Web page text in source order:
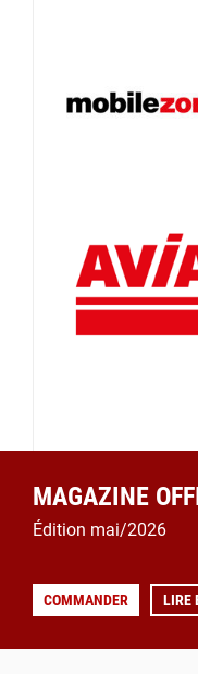
MAGAZINE
Édition mai/2026
COMMANDER LIRE